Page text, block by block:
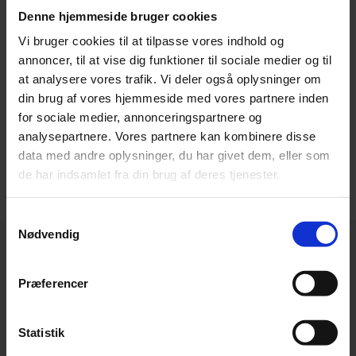
Denne hjemmeside bruger cookies
Vi bruger cookies til at tilpasse vores indhold og
annoncer, til at vise dig funktioner til sociale medier og til
at analysere vores trafik. Vi deler også oplysninger om
din brug af vores hjemmeside med vores partnere inden
for sociale medier, annonceringspartnere og
analysepartnere. Vores partnere kan kombinere disse
data med andre oplysninger, du har givet dem, eller som
de har indsamlet fra din brug af deres tjenester.
Nødvendig
Præferencer
Statistik
Familieejet virksomhed
Vi har udviklet os til en moderne tømrervirksomhed, hvor kunder og
medarbejdere er i fokus.
Kvalitet i byggeriet siden 1973
Høj kvalitet og god service har været en selvfølge siden